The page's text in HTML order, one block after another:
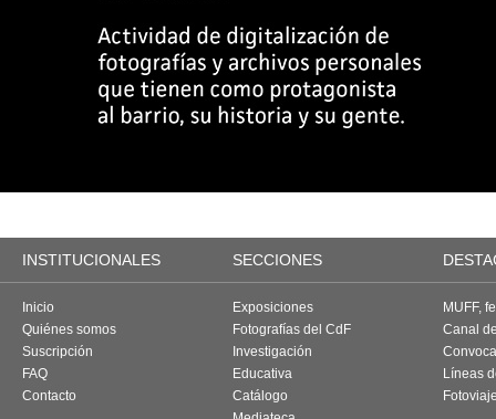
INSTITUCIONALES SECCIONES
Inicio
Quiénes somos
Suscripción
FAQ
Contacto
Exposiciones
Fotografías del CdF
Investigación
Educativa
Catálogo
MUFF,
Canal
Líneas